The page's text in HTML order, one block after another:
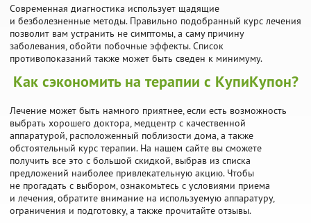
Современная диагностика использует щадящие
и безболезненные методы. Правильно подобранный курс лечения
позволит вам устранить не симптомы, а саму причину
заболевания, обойти побочные эффекты. Список
противопоказаний также может быть сведен к минимуму.
Как сэкономить на терапии с КупиКупон?
Лечение может быть намного приятнее, если есть возможность
выбрать хорошего доктора, медцентр с качественной
аппаратурой, расположенный поблизости дома, а также
обстоятельный курс терапии. На нашем сайте вы сможете
получить все это с большой скидкой, выбрав из списка
предложений наиболее привлекательную акцию. Чтобы
не прогадать с выбором, ознакомьтесь с условиями приема
и лечения, обратите внимание на используемую аппаратуру,
ограничения и подготовку, а также прочитайте отзывы.